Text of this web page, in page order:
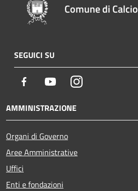
Comune di Calcio
SEGUICI SU
Facebook YoutubeInstagram
AMMINISTRAZIONE
Organi di Governo
Aree Amministrative
Uffici
Enti e fondazioni